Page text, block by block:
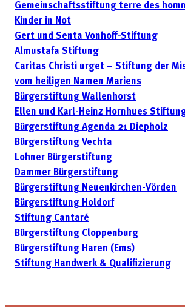
Gemeinschaftsstiftung terre des
Kinder in Not
Gert und Senta Vonhoff-Stiftung
Almustafa Stiftung
Caritas Christi urget – Stiftung der
vom heiligen Namen Mariens
Bürgerstiftung Wallenhorst
Ellen und Karl-Heinz Hornhues
Bürgerstiftung Agenda 21 Diepholz
Bürgerstiftung Vechta
Lohner Bürgerstiftung
Dammer Bürgerstiftung
Bürgerstiftung Neuenkirchen-Vörden
Bürgerstiftung Holdorf
Stiftung Cantaré
Bürgerstiftung Cloppenburg
Bürgerstiftung Haren (Ems)
Stiftung Handwerk & Qualifizierung